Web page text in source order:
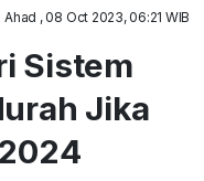
Ahad , 08 Oct 2023, 06:21 WIB
Sistem
Jika